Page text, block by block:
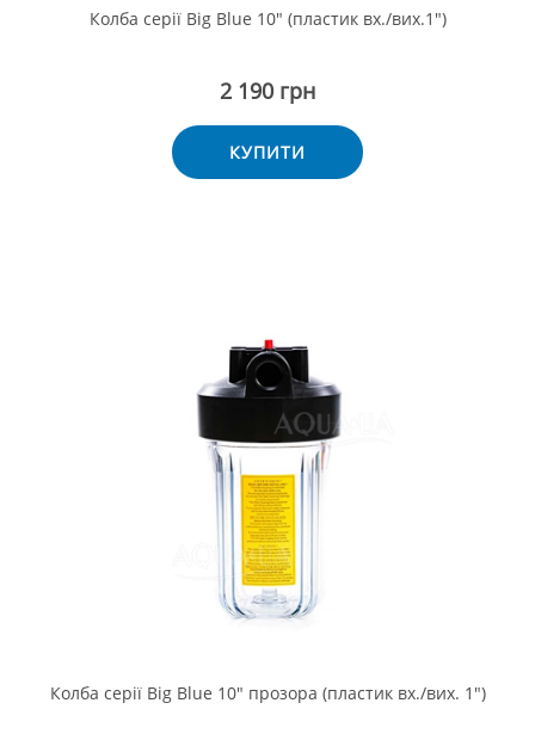
Колба серії Big Blue 10" (пластик вх./вих.1")
2 190 грн
КУПИТИ
Колба серії Big Blue 10" прозора (пластик вх./вих. 1")